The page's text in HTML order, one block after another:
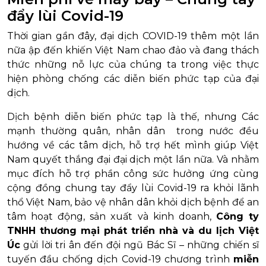
đẩy lùi Covid-19
Thời gian gần đây, đại dịch COVID-19 thêm một lần
nữa ập đến khiến Việt Nam chao đảo và đang thách
thức những nỗ lực của chúng ta trong việc thực
hiện phòng chống các diễn biến phức tạp của đại
dịch.
Dịch bệnh diễn biến phức tạp là thế, nhưng Các
mạnh thường quân, nhân dân trong nước đều
hướng về các tâm dịch, hỗ trợ hết mình giúp Việt
Nam quyết thắng đại đại dịch một lần nữa. Và nhằm
mục đích hỗ trợ phần công sức hưởng ứng cùng
cộng đồng chung tay đẩy lùi Covid-19 ra khỏi lãnh
thổ Việt Nam, bảo vệ nhân dân khỏi dịch bệnh để an
tâm hoạt động, sản xuất và kinh doanh, Công ty
TNHH thương mại phát triển nhà và du lịch Việt
Úc gửi lời tri ân đến đội ngũ Bác Sĩ – những chiến sĩ
tuyến đầu chống dịch Covid-19 chương trình miễn